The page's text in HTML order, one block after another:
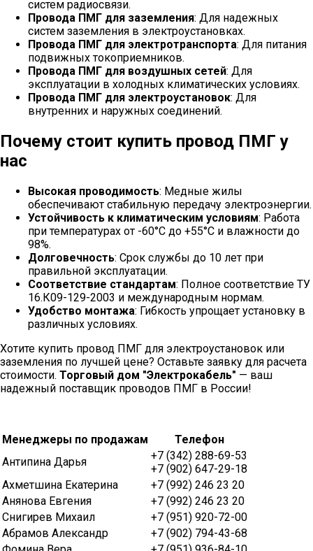
систем радиосвязи.
Провода ПМГ для заземления: Для надежных
систем заземления в электроустановках.
Провода ПМГ для электротранспорта: Для питания
подвижных токоприемников.
Провода ПМГ для воздушных сетей: Для
эксплуатации в холодных климатических условиях.
Провода ПМГ для электроустановок: Для
внутренних и наружных соединений.
Почему стоит купить провод ПМГ у
нас
Высокая проводимость: Медные жилы
обеспечивают стабильную передачу электроэнергии.
Устойчивость к климатическим условиям: Работа
при температурах от -60°C до +55°C и влажности до
98%.
Долговечность: Срок службы до 10 лет при
правильной эксплуатации.
Соответствие стандартам: Полное соответствие ТУ
16.К09-129-2003 и международным нормам.
Удобство монтажа: Гибкость упрощает установку в
различных условиях.
Хотите купить провод ПМГ для электроустановок или
заземления по лучшей цене? Оставьте заявку для расчета
стоимости. Торговый дом "Электрокабель" — ваш
надежный поставщик проводов ПМГ в России!
Менеджеры по продажам
Телефон
Антипина Дарья
+7 (342) 288-69-53
+7 (902) 647-29-18
Ахметшина Екатерина
+7 (992) 246 23 20
Анянова Евгения
+7 (992) 246 23 20
Снигирев Михаил
+7 (951) 920-72-00
Абрамов Александр
+7 (902) 794-43-68